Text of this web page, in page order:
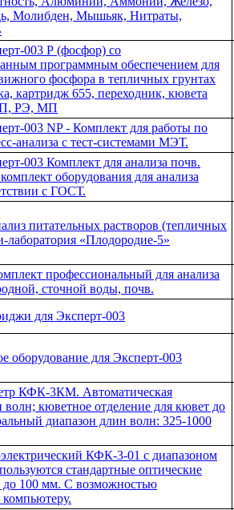
Молибден, Мышьяк, Нитраты,
003 Р (фосфор) со
программным обеспечением для
фосфора в тепличных грунтах
картридж 655, переходник, кювета
РЭ, МП
003 NP - Комплект для работы по
анализа с тест-системами МЭТ.
003 Комплект для анализа почв.
оборудования для анализа
с ГОСТ.
питательных растворов (тепличных
«Плодородие-5»
профессиональный для анализа
сточной воды, почв.
для Эксперт-003
оборудование для Эксперт-003
КФК-3КМ. Автоматическая
волн; кюветное отделение для кювет до
диапазон длин волн: 325-1000
КФК-3-01 с диапазоном
стандартные оптические
100 мм. С возможностью